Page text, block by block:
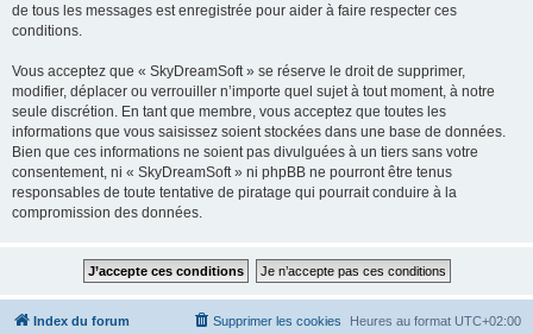
de tous les messages est enregistrée pour aider à faire respecter ces
conditions.
Vous acceptez que « SkyDreamSoft » se réserve le droit de supprimer,
modifier, déplacer ou verrouiller n’importe quel sujet à tout moment, à notre
seule discrétion. En tant que membre, vous acceptez que toutes les
informations que vous saisissez soient stockées dans une base de données.
Bien que ces informations ne soient pas divulguées à un tiers sans votre
consentement, ni « SkyDreamSoft » ni phpBB ne pourront être tenus
responsables de toute tentative de piratage qui pourrait conduire à la
compromission des données.
Index du forum Heures au format UTC+02:00
Supprimer les cookies